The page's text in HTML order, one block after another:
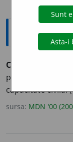
CAP
potrivit, în
capacitate civilă.
sursa: MDN '00